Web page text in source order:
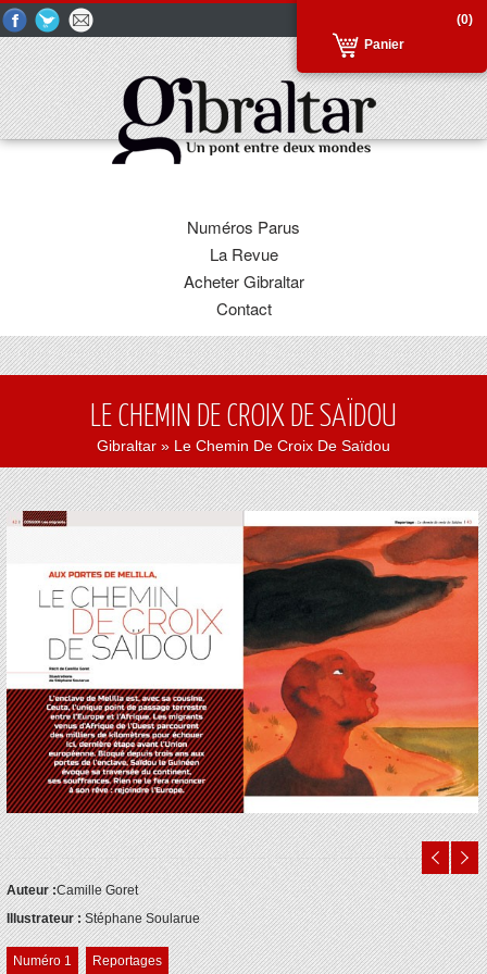
(0)
Panier
Numéros Parus
La Revue
Acheter Gibraltar
Contact
LE CHEMIN DE CROIX DE SAÏDOU
Gibraltar » Le Chemin De Croix De Saïdou
Auteur :Camille Goret
Illustrateur :Stéphane Soularue
Numéro 1 Reportages